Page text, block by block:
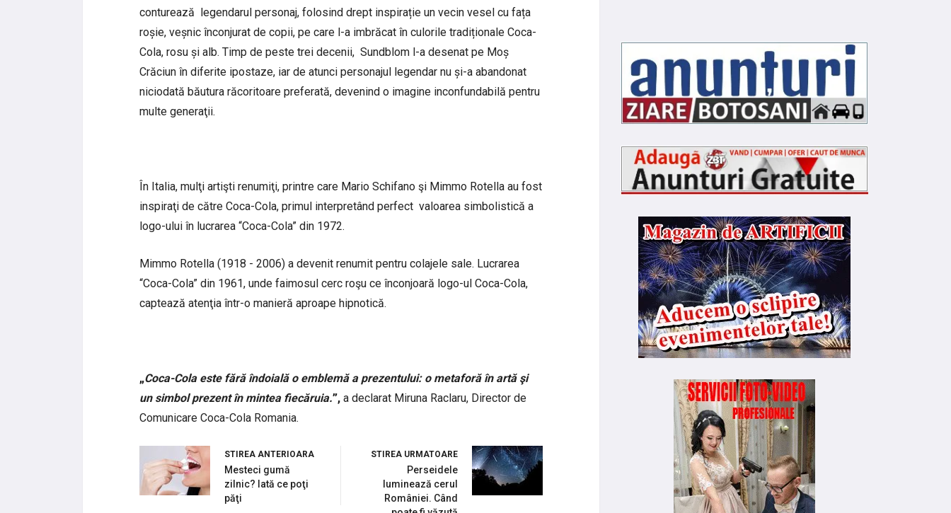
conturează legendarul personaj, folosind drept inspirație un vecin vesel cu fața
roșie, veșnic înconjurat de copii, pe care l-a imbrăcat în culorile tradiționale Coca-
Cola, rosu și alb. Timp de peste trei decenii, Sundblom l-a desenat pe Moș
Crăciun în diferite ipostaze, iar de atunci personajul legendar nu și-a abandonat
niciodată băutura răcoritoare preferată, devenind o imagine inconfundabilă pentru
multe generaţii.
În Italia, mulţi artişti renumiţi, printre care Mario Schifano şi Mimmo Rotella au fost
inspiraţi de către Coca-Cola, primul interpretând perfect valoarea simbolistică a
logo-ului în lucrarea “Coca-Cola” din 1972.
Mimmo Rotella (1918 - 2006) a devenit renumit pentru colajele sale. Lucrarea
“Coca-Cola” din 1961, unde faimosul cerc roşu ce înconjoară logo-ul Coca-Cola,
captează atenţia într-o manieră aproape hipnotică.
„Coca-Cola este fără îndoială o emblemă a prezentului: o metaforă în artă şi
un simbol prezent în mintea fiecăruia.”, a declarat Miruna Raclaru, Director de
Comunicare Coca-Cola Romania.
STIREA ANTERIOARA
Mesteci gumă
zilnic? Iată ce poţi
păţi
STIREA URMATOARE
Perseidele
luminează cerul
României. Când